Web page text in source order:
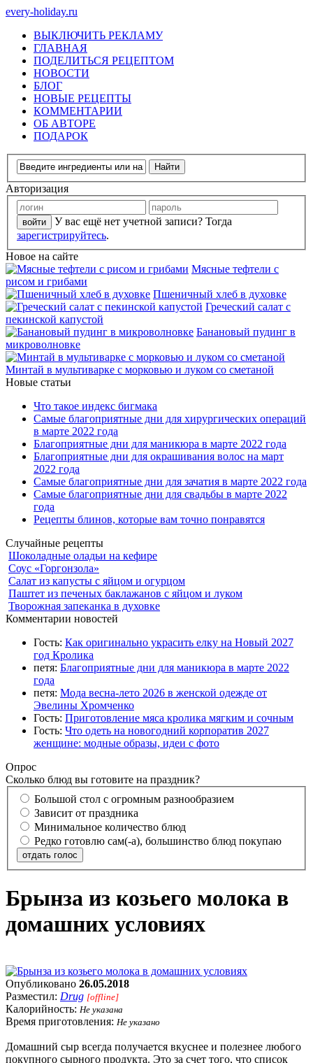
every-holiday.ru
ВЫКЛЮЧИТЬ РЕКЛАМУ
ГЛАВНАЯ
ПОДЕЛИТЬСЯ РЕЦЕПТОМ
НОВОСТИ
БЛОГ
НОВЫЕ РЕЦЕПТЫ
КОММЕНТАРИИ
ОБ АВТОРЕ
ПОДАРОК
Авторизация
У вас ещё нет учетной записи? Тогда
зарегистрируйтесь.
Новое на сайте
Мясные тефтели с
рисом и грибами
Пшеничный хлеб в духовке
Греческий салат с
пекинской капустой
Банановый пудинг в
микроволновке
Минтай в мультиварке с морковью и луком со сметаной
Новые статьи
Что такое индекс бигмака
Самые благоприятные дни для хирургических операций
в марте 2022 года
Благоприятные дни для маникюра в марте 2022 года
Благоприятные дни для окрашивания волос на март
2022 года
Самые благоприятные дни для зачатия в марте 2022 года
Самые благоприятные дни для свадьбы в марте 2022
года
Рецепты блинов, которые вам точно понравятся
Случайные рецепты
Шоколадные оладьи на кефире
Соус «Горгонзола»
Салат из капусты с яйцом и огурцом
Паштет из печеных баклажанов с яйцом и луком
Творожная запеканка в духовке
Комментарии новостей
Гость: Как оригинально украсить елку на Новый 2027
год Кролика
петя: Благоприятные дни для маникюра в марте 2022
года
петя: Мода весна-лето 2026 в женской одежде от
Эвелины Хромченко
Гость: Приготовление мяса кролика мягким и сочным
Гость: Что одеть на новогодний корпоратив 2027
женщине: модные образы, идеи с фото
Опрос
Сколько блюд вы готовите на праздник?
Большой стол с огромным разнообразием
Зависит от праздника
Минимальное количество блюд
Редко готовлю сам(-а), большинство блюд покупаю
отдать голос
Брынза из козьего молока в
домашних условиях
Опубликовано 26.05.2018
Разместил: Drug [offline]
Калорийность: Не указана
Время приготовления: Не указано
Домашний сыр всегда получается вкуснее и полезнее любого
покупного сырного продукта. Это за счет того, что список